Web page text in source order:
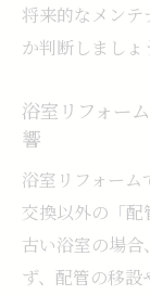
将来的なメン
か判断しましょ
浴室リフォー
響
浴室リフォー
交換以外の「
古い浴室の場
ず、配管の移